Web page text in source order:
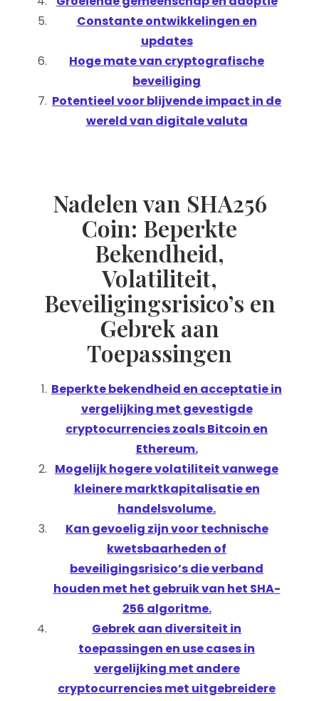
Constante ontwikkelingen en
updates
Hoge mate van cryptografische
beveiliging
Potentieel voor blijvende impact in de
wereld van digitale valuta
Nadelen van SHA256
Coin: Beperkte
Bekendheid,
Volatiliteit,
Beveiligingsrisico’s en
Gebrek aan
Toepassingen
Beperkte bekendheid en acceptatie in
vergelijking met gevestigde
cryptocurrencies zoals Bitcoin en
Ethereum.
Mogelijk hogere volatiliteit vanwege
kleinere marktkapitalisatie en
handelsvolume.
Kan gevoelig zijn voor technische
kwetsbaarheden of
beveiligingsrisico’s die verband
houden met het gebruik van het SHA-
256 algoritme.
Gebrek aan diversiteit in
toepassingen en use cases in
vergelijking met andere
cryptocurrencies met uitgebreidere